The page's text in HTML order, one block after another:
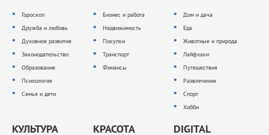
Гороскоп
Дружба и любовь
Духовное развитие
Законодательство
Образование
Психология
Семья и дети
Бизнес и работа
Недвижимость
Покупки
Транспорт
Финансы
Дом и дача
Еда
Животные и природа
Лайфхаки
Путешествия
Развлечения
Спорт
Хобби
КУЛЬТУРА КРАСОТА DIGITAL